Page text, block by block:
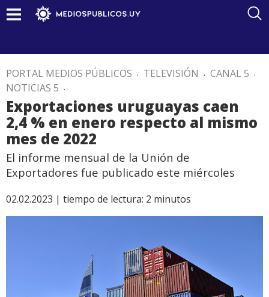
PORTAL MEDIOS PÚBLICOS . TELEVISIÓN . CANAL 5 .
NOTICIAS 5 .
Exportaciones uruguayas caen
2,4 % en enero respecto al mismo
mes de 2022
El informe mensual de la Unión de
Exportadores fue publicado este miércoles
02.02.2023 | tiempo de lectura: 2 minutos